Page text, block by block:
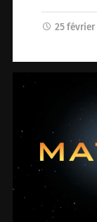
25 février